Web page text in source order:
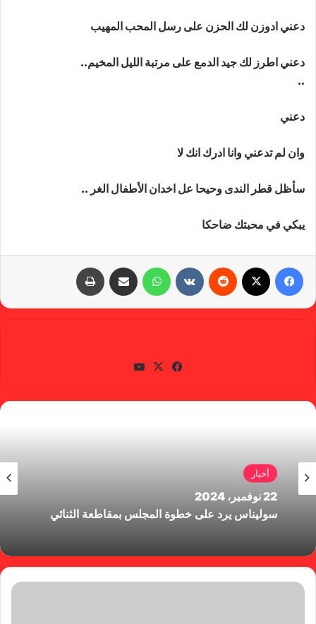
دعني ادوزن لك الحزن على رسل المحب المهيب
دعني اطرز لك جيد الدمع على مرتبة الليل المخيم..
..
دعني
وان لم تدعني وانا ادرك انك لا
سأظل قطر الندى وحيحا عل اخدان الأطفال الغر ..
يبكي في محبتك ضاحكا
واتساب
في
وك
X
أخبار
22 نوفمبر، 2024
سوليناس يرد على خطوة المجلس بمقاطعة الثنائي